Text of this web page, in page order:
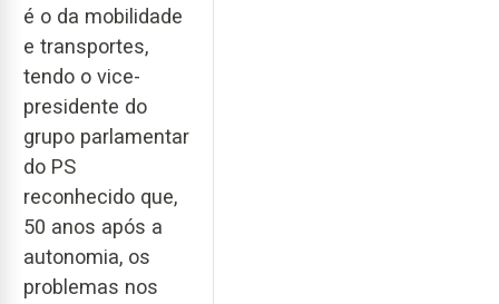
é o da mobilidade
e transportes,
tendo o vice-
presidente do
grupo parlamentar
do PS
reconhecido que,
50 anos após a
autonomia, os
problemas nos